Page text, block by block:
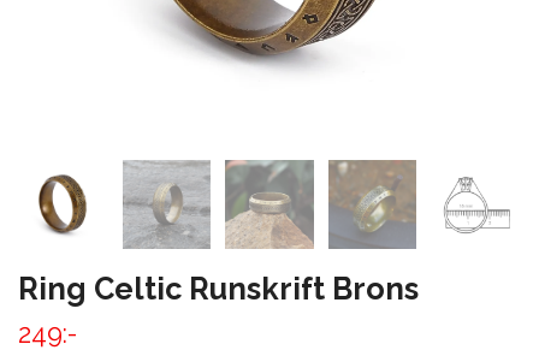
Ring Celtic Runskrift Brons
249:-